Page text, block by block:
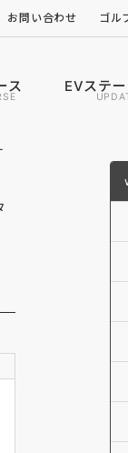
お問い合わせ ゴル
カー
ス EVステ